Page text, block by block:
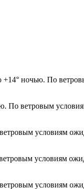
+14° ночью. По
По ветровым
условиям
условиям
условиям